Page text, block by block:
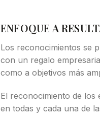
ENFOQUE A
Los reconocimientos se
con un regalo
como a objetivos más
El reconocimiento de
en todas y cada una de